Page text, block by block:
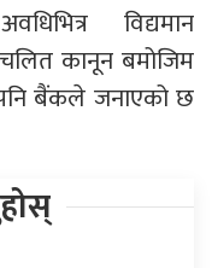
विद्यमान
कानून बमोजिम
पनि बैंकले जनाएको छ